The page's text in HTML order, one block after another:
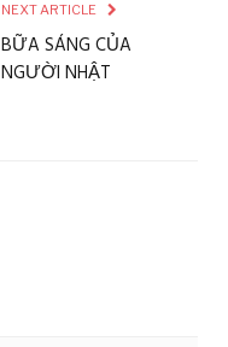
NEXT ARTICLE
BỮA SÁNG CỦA
NGƯỜI NHẬT